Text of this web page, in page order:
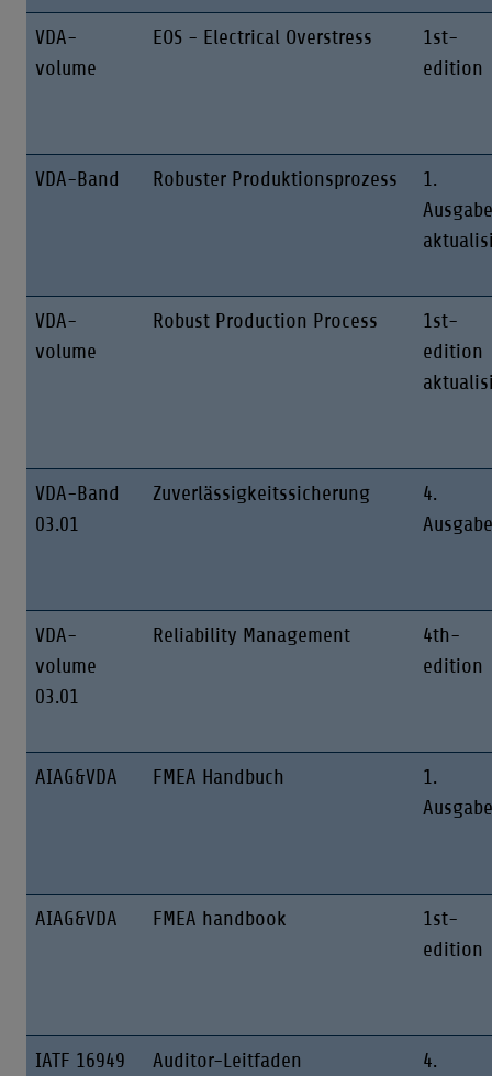
VDA-
volume
EOS - Electrical Overstress
1st-
edition
VDA-Band Robuster Produktionsprozess
1.
Ausgabe
VDA-
volume
Robust Production Process
1st-
edition
VDA-Band
03.01
Zuverlässigkeitssicherung
4.
Ausgabe
VDA-
volume
03.01
Reliability Management
4th-
edition
AIAG&VDA FMEA Handbuch
1.
Ausgabe
AIAG&VDA FMEA handbook
1st-
edition
IATF 16949 Auditor-Leitfaden 4.